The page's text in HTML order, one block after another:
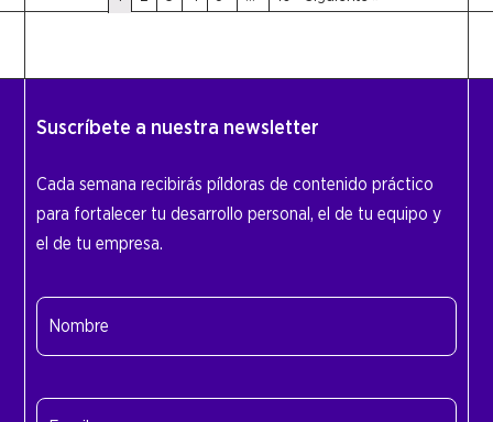
Suscríbete a nuestra newsletter
Cada semana recibirás píldoras de contenido práctico
para fortalecer tu desarrollo personal, el de tu equipo y
el de tu empresa.
Nombre
(Obligatorio)
Email